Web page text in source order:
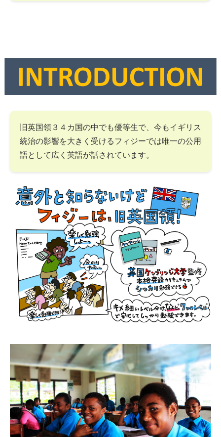
旧英国領３４カ国の中でも優等生で、今もイギリス
統治の影響を大きく受けるフィジーでは唯一の公用
語として広く英語が話されています。